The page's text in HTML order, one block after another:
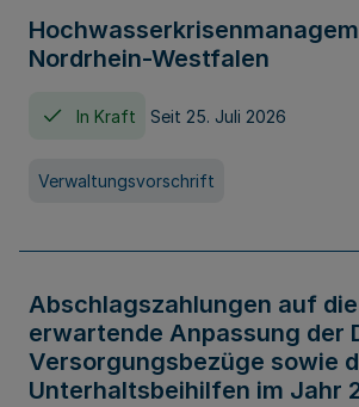
Nordrhein-Westfalen
In Kraft Seit 25. Juli 2026
Verwaltungsvorschrift
Abschlagszahlungen auf
erwartende Anpassung der
Versorgungsbezüge sowie
Unterhaltsbeihilfen im Jahr